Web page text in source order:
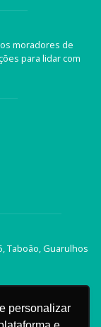
personalizar
moradores de
para lidar com
Taboão, Guarulhos
Guarulhos